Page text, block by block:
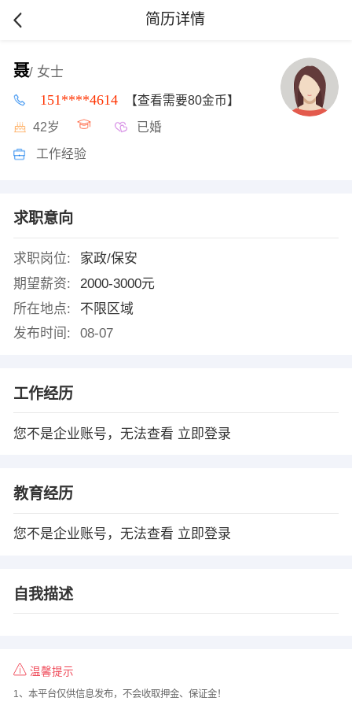
简历详情
聂/ 女士
151****4614 【查看需要80金币】
42岁 已婚
工作经验
求职意向
求职岗位:
家政/保安
期望薪资:
2000-3000元
所在地点:
不限区域
发布时间:
08-07
工作经历
您不是企业账号，无法查看 立即登录
教育经历
您不是企业账号，无法查看 立即登录
自我描述
温馨提示
1、本平台仅供信息发布，不会收取押金、保证金！